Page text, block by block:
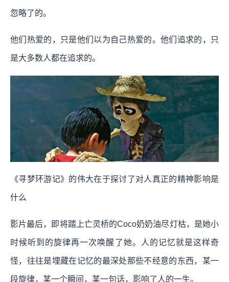
忽略了的。
他们热爱的，只是他们以为自己热爱的。他们追求的，只
是大多数人都在追求的。
《寻梦环游记》的伟大在于探讨了对人真正的精神影响是
什么
影片最后，即将踏上亡灵桥的Coco奶奶油尽灯枯，是她小
时候听到的旋律再一次唤醒了她。人的记忆就是这样奇
怪，往往是埋藏在记忆的最深处那些不经意的东西，某一
段旋律，某一个瞬间，某一句话，影响了人的一生。